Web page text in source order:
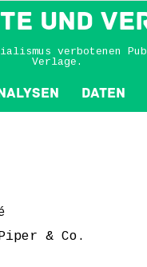
und
verbotenen
Verlage.
Daten
& Co.